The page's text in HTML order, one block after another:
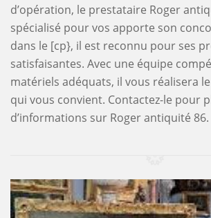
d’opération, le prestataire Roger
spécialisé pour vos apporte son
dans le [cp}, il est reconnu pour ses
satisfaisantes. Avec une équipe
matériels adéquats, il vous réalisera
qui vous convient. Contactez-le pour
d’informations sur Roger antiquité 86.